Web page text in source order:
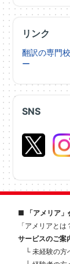
SNS
リンク
翻訳の専門
ー
■ 「アメリア」
「アメリアとは
サービスのご案
└ 未経験の方